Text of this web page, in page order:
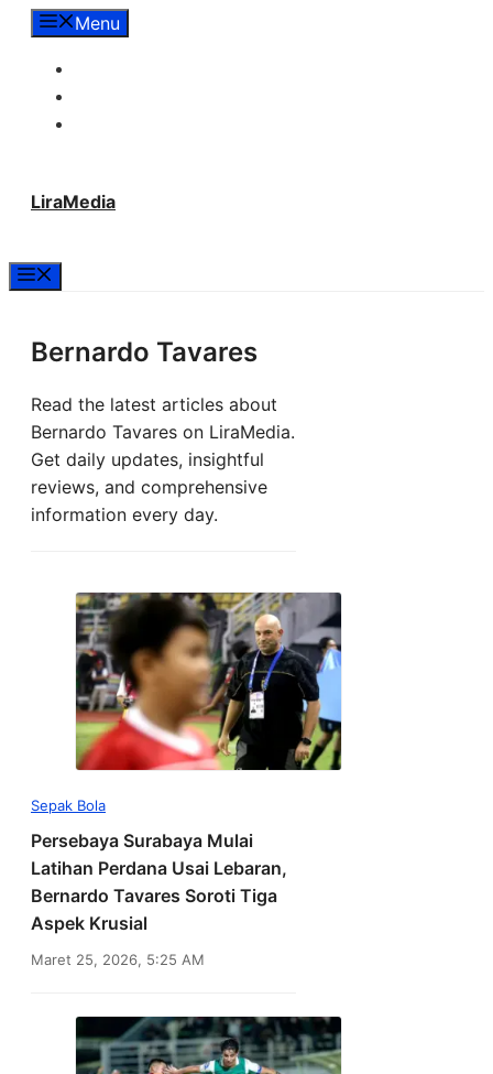
LangsungMenu
LiraMedia
Bernardo Tavares
Read the latest articles about
Bernardo Tavares on LiraMedia.
Get daily updates, insightful
reviews, and comprehensive
information every day.
Sepak Bola
Persebaya Surabaya Mulai
Latihan Perdana Usai Lebaran,
Bernardo Tavares Soroti Tiga
Aspek Krusial
Maret 25, 2026, 5:25 AM